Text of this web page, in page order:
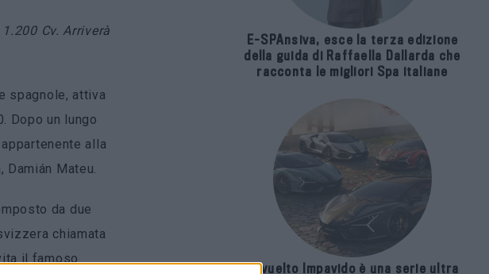
Cv. Arriverà
spagnole, attiva
Dopo un lungo
alla
Mateu.
da due
chiamata
il famoso
E-SPAnsiva, esce la terza edizione
della guida di Raffaella Dallarda che
racconta le migliori Spa italiane
Revuelto Impavido è una serie ultra